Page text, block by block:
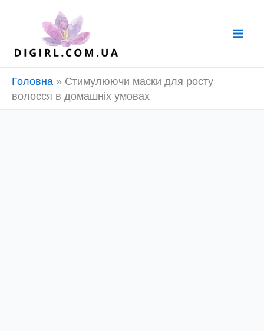
Головна » Стимулюючи маски для росту
волосся в домашніх умовах